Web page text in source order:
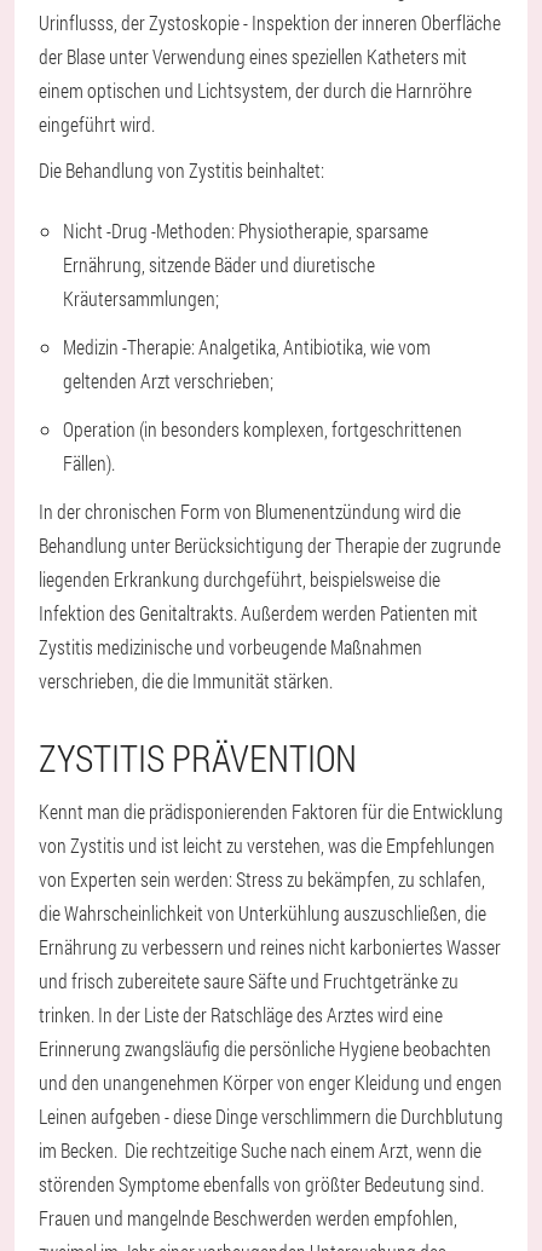
Urinflusss, der Zystoskopie - Inspektion der inneren Oberfläche
der Blase unter Verwendung eines speziellen Katheters mit
einem optischen und Lichtsystem, der durch die Harnröhre
eingeführt wird.
Die Behandlung von Zystitis beinhaltet:
Nicht -Drug -Methoden: Physiotherapie, sparsame
Ernährung, sitzende Bäder und diuretische
Kräutersammlungen;
Medizin -Therapie: Analgetika, Antibiotika, wie vom
geltenden Arzt verschrieben;
Operation (in besonders komplexen, fortgeschrittenen
Fällen).
In der chronischen Form von Blumenentzündung wird die
Behandlung unter Berücksichtigung der Therapie der zugrunde
liegenden Erkrankung durchgeführt, beispielsweise die
Infektion des Genitaltrakts. Außerdem werden Patienten mit
Zystitis medizinische und vorbeugende Maßnahmen
verschrieben, die die Immunität stärken.
ZYSTITIS PRÄVENTION
Kennt man die prädisponierenden Faktoren für die Entwicklung
von Zystitis und ist leicht zu verstehen, was die Empfehlungen
von Experten sein werden: Stress zu bekämpfen, zu schlafen,
die Wahrscheinlichkeit von Unterkühlung auszuschließen, die
Ernährung zu verbessern und reines nicht karboniertes Wasser
und frisch zubereitete saure Säfte und Fruchtgetränke zu
trinken. In der Liste der Ratschläge des Arztes wird eine
Erinnerung zwangsläufig die persönliche Hygiene beobachten
und den unangenehmen Körper von enger Kleidung und engen
Leinen aufgeben - diese Dinge verschlimmern die Durchblutung
im Becken. Die rechtzeitige Suche nach einem Arzt, wenn die
störenden Symptome ebenfalls von größter Bedeutung sind.
Frauen und mangelnde Beschwerden werden empfohlen,